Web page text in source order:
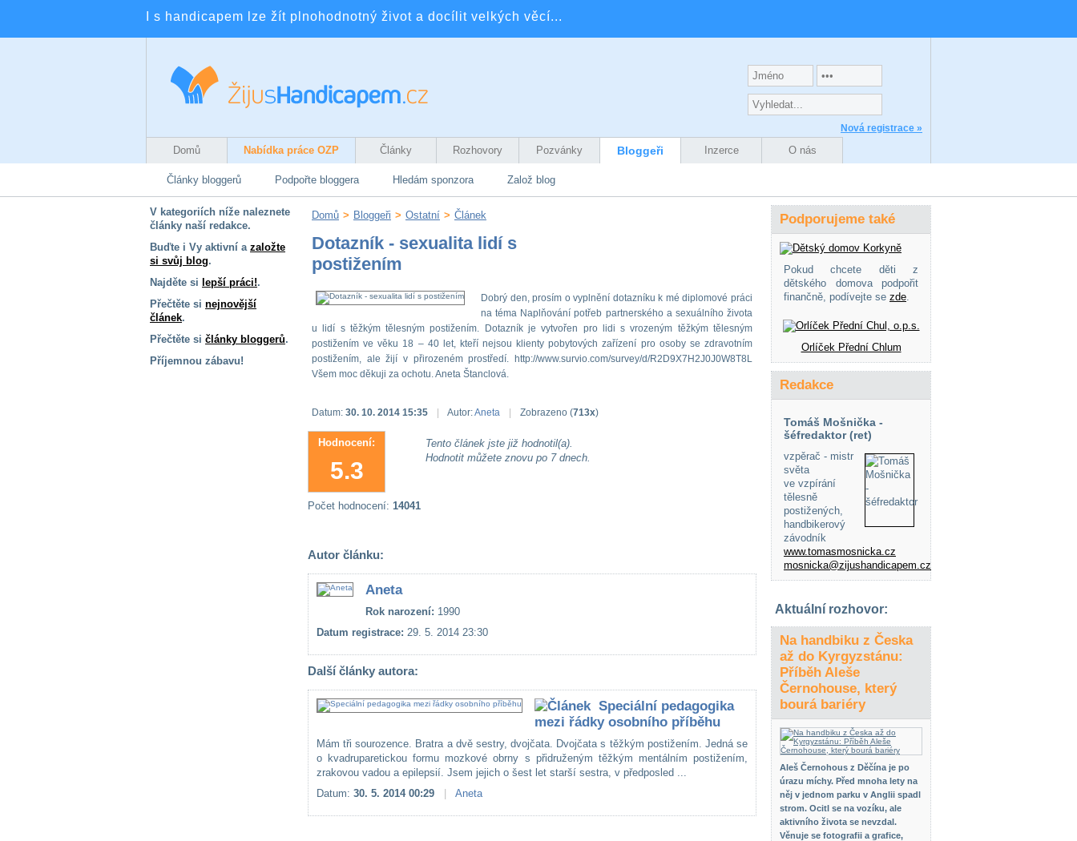
I s handicapem lze žít plnohodnotný život a docílit velkých věcí...
Nová registrace »
Domů Nabídka práce OZP Články Rozhovory Pozvánky Bloggeři Inzerce O nás
Články bloggerů Podpořte bloggera Hledám sponzora Založ blog
V kategoriích níže naleznete
články naší redakce.
Buďte i Vy aktivní a založte
si svůj blog.
Najděte si lepší práci!.
Přečtěte si nejnovější
článek.
Přečtěte si články bloggerů.
Příjemnou zábavu!
Domů > Bloggeři > Ostatní > Článek
Dotazník - sexualita lidí s
postižením
Dobrý den, prosím o vyplnění dotazníku k mé diplomové práci
na téma Naplňování potřeb partnerského a sexuálního života
u lidí s těžkým tělesným postižením. Dotazník je vytvořen pro lidi s vrozeným těžkým tělesným
postižením ve věku 18 – 40 let, kteří nejsou klienty pobytových zařízení pro osoby se zdravotním
postižením, ale žijí v přirozeném prostředí. http://www.survio.com/survey/d/R2D9X7H2J0J0W8T8L
Všem moc děkuji za ochotu. Aneta Štanclová.
Datum: 30. 10. 2014 15:35 Autor:Aneta Zobrazeno (713x)
Hodnocení:
5.3
Tento článek jste již hodnotil(a).
Hodnotit můžete znovu po 7 dnech.
Počet hodnocení: 14041
Autor článku:
Aneta
Rok narození: 1990
Datum registrace: 29. 5. 2014 23:30
Další články autora:
Speciální pedagogika
mezi řádky osobního příběhu
Mám tři sourozence. Bratra a dvě sestry, dvojčata. Dvojčata s těžkým postižením. Jedná se
o kvadruparetickou formu mozkové obrny s přidruženým těžkým mentálním postižením,
zrakovou vadou a epilepsií. Jsem jejich o šest let starší sestra, v předposled ...
Datum: 30. 5. 2014 00:29 Aneta
Podporujeme také
Pokud chcete děti z
dětského domova podpořit
finančně, podívejte se zde.
Orlíček Přední Chlum
Redakce
Tomáš Mošnička -
šéfredaktor (ret)
vzpěrač - mistr
světa
ve vzpírání
tělesně
postižených,
handbikerový
závodník
www.tomasmosnicka.cz
mosnicka@zijushandicapem.cz
Aktuální rozhovor:
Na handbiku z Česka
až do Kyrgyzstánu:
Příběh Aleše
Černohouse, který
bourá bariéry
Aleš Černohous z Děčína je po
úrazu míchy. Před mnoha lety na
něj v jednom parku v Anglii spadl
strom. Ocitl se na vozíku, ale
aktivního života se nevzdal.
Věnuje se fotografii a grafice,